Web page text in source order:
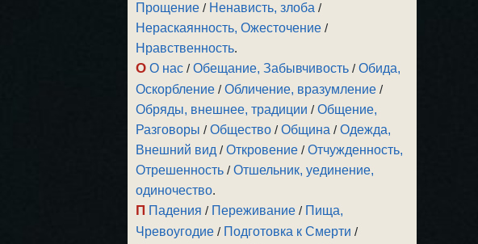
Прощение / Ненависть, злоба /
Нераскаянность, Ожесточение /
Нравственность.
О О нас /Обещание, Забывчивость /Обида,
Оскорбление /Обличение, вразумление /
Обряды, внешнее, традиции /Общение,
Разговоры /Общество /Община /Одежда,
Внешний вид /Откровение /Отчужденность,
Отрешенность /Отшельник, уединение,
одиночество.
П Падения / Переживание / Пища,
Чревоугодие / Подготовка к Смерти /